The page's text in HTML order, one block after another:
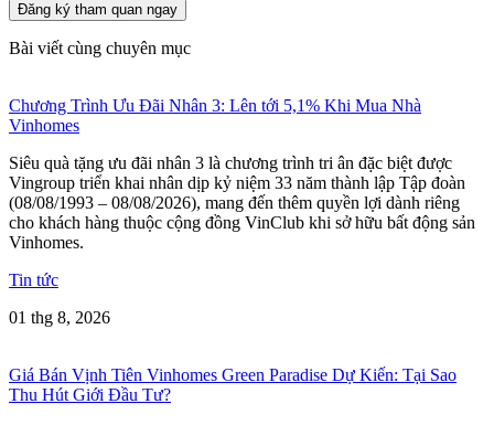
Đăng ký tham quan ngay
Bài viết cùng chuyên mục
Chương Trình Ưu Đãi Nhân 3: Lên tới 5,1% Khi Mua Nhà
Vinhomes
Siêu quà tặng ưu đãi nhân 3 là chương trình tri ân đặc biệt được
Vingroup triển khai nhân dịp kỷ niệm 33 năm thành lập Tập đoàn
(08/08/1993 – 08/08/2026), mang đến thêm quyền lợi dành riêng
cho khách hàng thuộc cộng đồng VinClub khi sở hữu bất động sản
Vinhomes.
Tin tức
01 thg 8, 2026
Giá Bán Vịnh Tiên Vinhomes Green Paradise Dự Kiến: Tại Sao
Thu Hút Giới Đầu Tư?